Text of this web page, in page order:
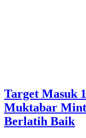
Target Masuk
Muktabar
Berlatih Baik